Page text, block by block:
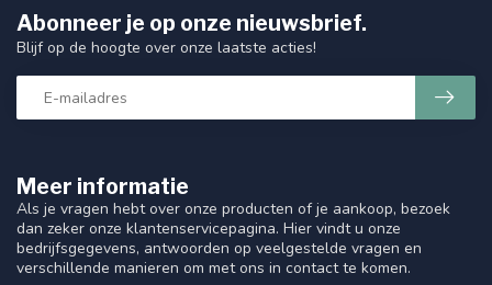
Meer informatie
Als je vragen hebt over onze producten of je aankoop, bezoek
dan zeker onze klantenservicepagina. Hier vindt u onze
bedrijfsgegevens, antwoorden op veelgestelde vragen en
verschillende manieren om met ons in contact te komen.
Abonneer je op onze nieuwsbrief.
Blijf op de hoogte over onze laatste acties!